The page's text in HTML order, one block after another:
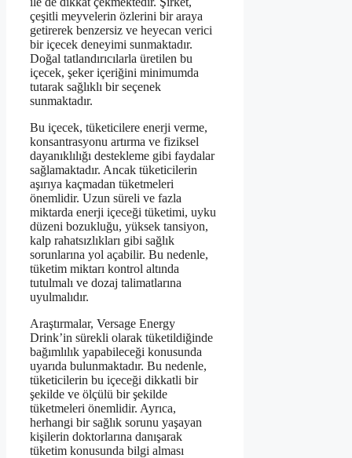
çeşitli meyvelerin özlerini bir araya
getirerek benzersiz ve heyecan verici
bir içecek deneyimi sunmaktadır.
Doğal tatlandırıcılarla üretilen bu
içecek, şeker içeriğini minimumda
tutarak sağlıklı bir seçenek
sunmaktadır.
Bu içecek, tüketicilere enerji verme,
konsantrasyonu artırma ve fiziksel
dayanıklılığı destekleme gibi faydalar
sağlamaktadır. Ancak tüketicilerin
aşırıya kaçmadan tüketmeleri
önemlidir. Uzun süreli ve fazla
miktarda enerji içeceği tüketimi, uyku
düzeni bozukluğu, yüksek tansiyon,
kalp rahatsızlıkları gibi sağlık
sorunlarına yol açabilir. Bu nedenle,
tüketim miktarı kontrol altında
tutulmalı ve dozaj talimatlarına
uyulmalıdır.
Araştırmalar, Versage Energy
Drink’in sürekli olarak tüketildiğinde
bağımlılık yapabileceği konusunda
uyarıda bulunmaktadır. Bu nedenle,
tüketicilerin bu içeceği dikkatli bir
şekilde ve ölçülü bir şekilde
tüketmeleri önemlidir. Ayrıca,
herhangi bir sağlık sorunu yaşayan
kişilerin doktorlarına danışarak
tüketim konusunda bilgi alması